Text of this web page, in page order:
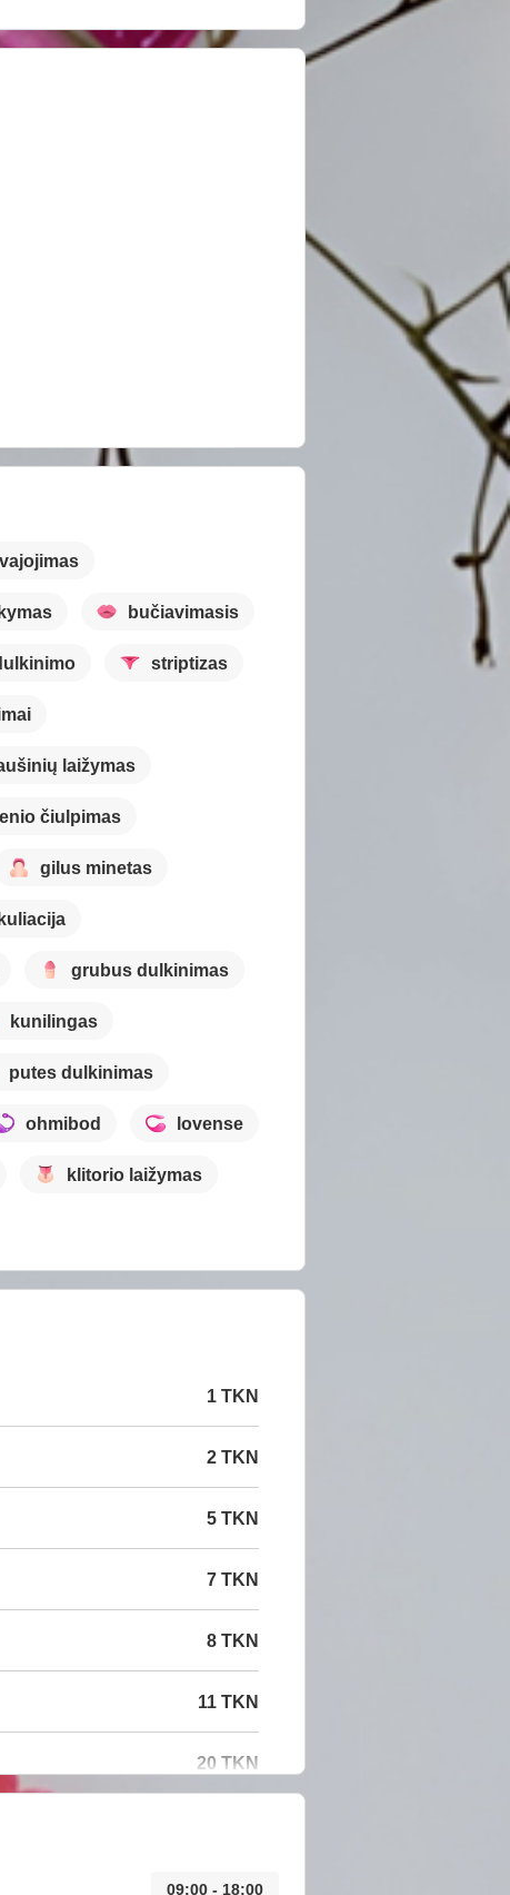
bučiavimasis
striptizas
laižymas
čiulpimas
gilus minetas
grubus dulkinimas
kunilingas
putes dulkinimas
ohmibod lovense
klitorio laižymas
1 TKN
2 TKN
5 TKN
7 TKN
8 TKN
11 TKN
20 TKN
09:00 - 18:00